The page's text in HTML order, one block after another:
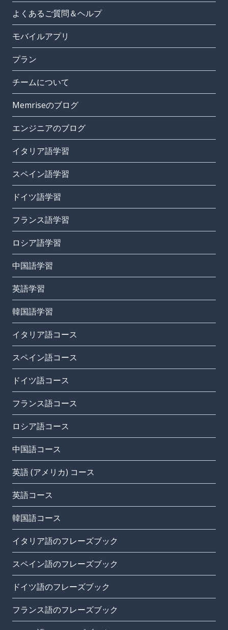
よくあるご質問＆ヘルプ
モバイルアプリ
プラン
チームについて
Memriseのブログ
エンジニアのブログ
イタリア語学習
スペイン語学習
ドイツ語学習
フランス語学習
ロシア語学習
中国語学習
英語学習
韓国語学習
イタリア語コース
スペイン語コース
ドイツ語コース
フランス語コース
ロシア語コース
中国語コース
英語 (アメリカ) コース
英語コース
韓国語コース
イタリア語のフレーズブック
スペイン語のフレーズブック
ドイツ語のフレーズブック
フランス語のフレーズブック